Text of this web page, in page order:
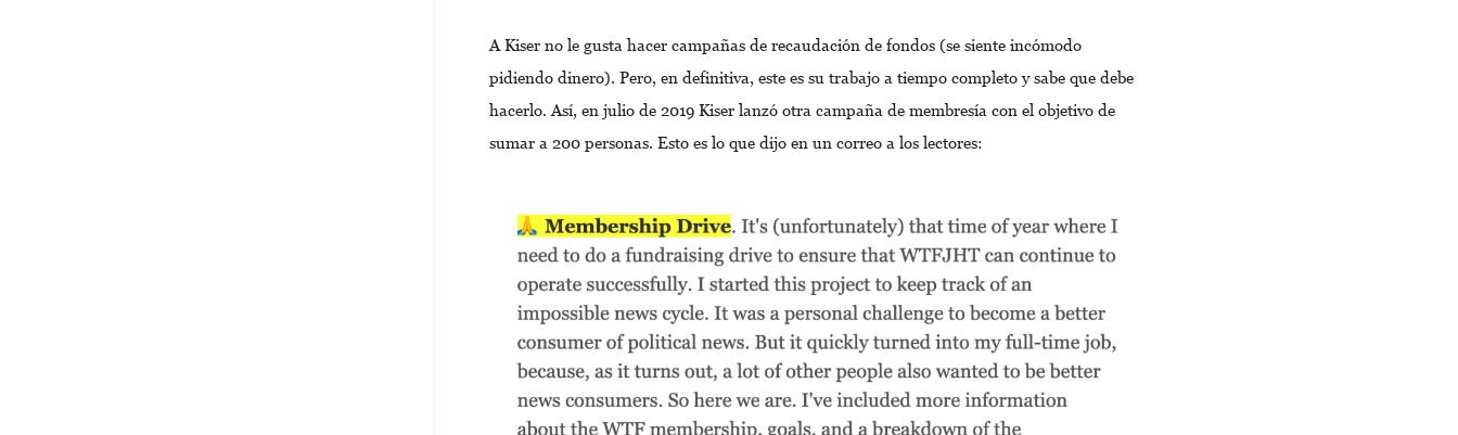
A Kiser no le gusta hacer campañas de recaudación de fondos (se siente incómodo
pidiendo dinero). Pero, en definitiva, este es su trabajo a tiempo completo y sabe que debe
hacerlo. Así, en julio de 2019 Kiser lanzó otra campaña de membresía con el objetivo de
sumar a 200 personas. Esto es lo que dijo en un correo a los lectores: